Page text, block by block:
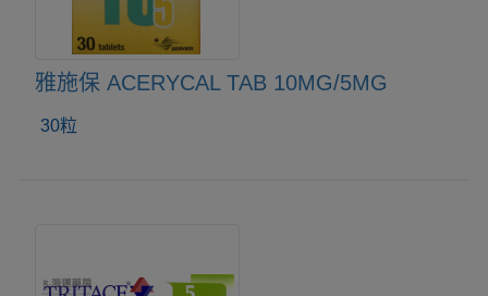
雅施保 ACERYCAL TAB 10MG/5MG
30粒